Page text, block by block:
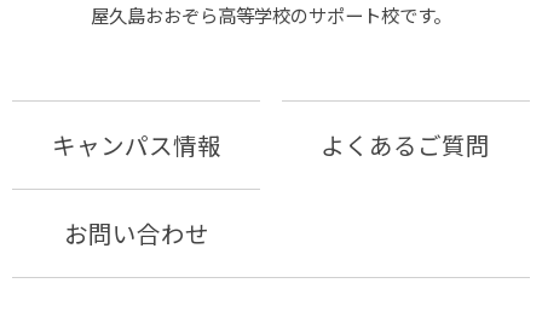
屋久島おおぞら⾼等学校のサポート校です。
キャンパス情報 よくあるご質問
お問い合わせ